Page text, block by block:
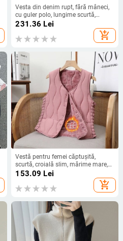
Vesta din denim rupt, fără mâneci,
cu guler polo, lungime scurtă,
închidere frontală cu nasturi pe un
bumbac
231.36 Lei
add_shopping_cart
Vestă pentru femei căptușită,
scurtă, croială slim, mărime mare,
toamnă-iarnă, căptușeală caldă
153.09 Lei
add_shopping_cart